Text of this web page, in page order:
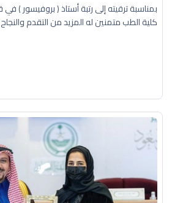
بمناسبة ترقيته إلى رتبة أستاذ ( بروفيسور
كلية الطب متمنين له المزيد من التقدم